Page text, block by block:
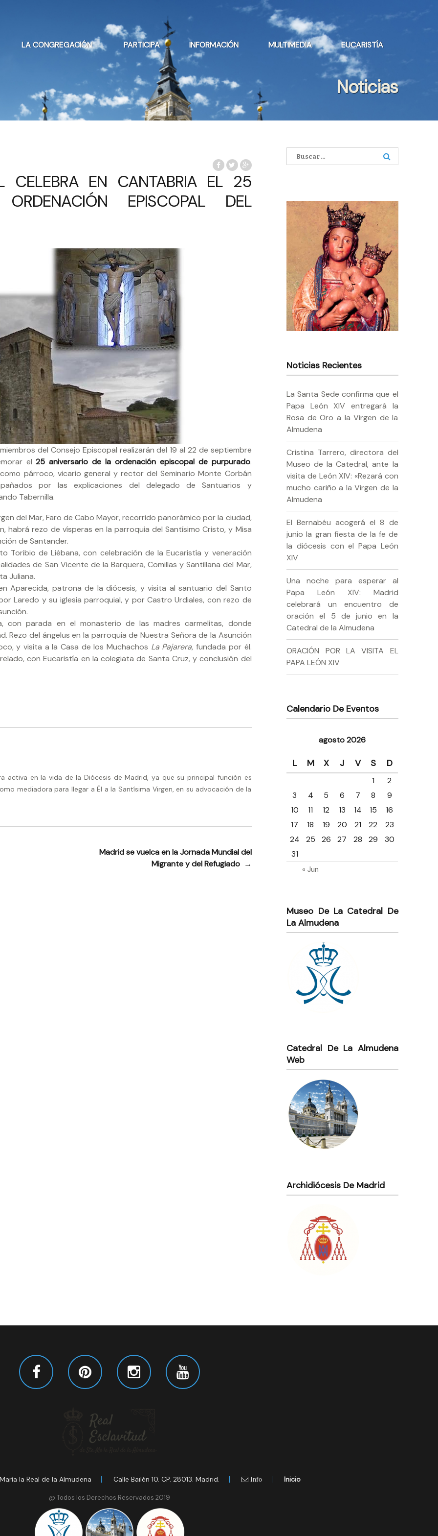
LA CONGREGACIÓN PARTICIPA INFORMACIÓN MULTIMEDIA EUCARISTÍA
Noticias
CELEBRA EN CANTABRIA EL 25
EPISCOPAL DEL
del Consejo Episcopal realizarán del 19 al 22 de septiembre
el25 aniversario de la ordenación episcopal de purpurado.
párroco, vicario general y rector del Seminario Monte Corbán
por las explicaciones del delegado de Santuarios y
Tabernilla.
del Mar, Faro de Cabo Mayor, recorrido panorámico por la ciudad,
habrá rezo de vísperas en la parroquia del Santísimo Cristo, y Misa
de Santander.
Toribio de Liébana, con celebración de la Eucaristía y veneración
de San Vicente de la Barquera, Comillas y Santillana del Mar,
Juliana.
Aparecida, patrona de la diócesis, y visita al santuario del Santo
Laredo y su iglesia parroquial, y por Castro Urdiales, con rezo de
con parada en el monasterio de las madres carmelitas, donde
Rezo del ángelus en la parroquia de Nuestra Señora de la Asunción
y visita a la Casa de los Muchachos La Pajarera, fundada por él.
con Eucaristía en la colegiata de Santa Cruz, y conclusión del
activa en la vida de la Diócesis de Madrid, ya que su principal función es
mediadora para llegar a Él a la Santísima Virgen, en su advocación de la
Madrid se vuelca en la Jornada Mundial del
Migrante y del Refugiado →
Buscar:
Noticias Recientes
La Santa Sede confirma que el
Papa León XIV entregará la
Rosa de Oro a la Virgen de la
Almudena
Cristina Tarrero, directora del
Museo de la Catedral, ante la
visita de León XIV: «Rezará con
mucho cariño a la Virgen de la
Almudena
El Bernabéu acogerá el 8 de
junio la gran fiesta de la fe de
la diócesis con el Papa León
XIV
Una noche para esperar al
Papa León XIV: Madrid
celebrará un encuentro de
oración el 5 de junio en la
Catedral de la Almudena
ORACIÓN POR LA VISITA EL
PAPA LEÓN XIV
Calendario De Eventos
agosto 2026
L M X J V S D
« Jun
1
2
3
4 5 6 7 8
9
10
11 12 13 14 15
16
17
18 19 20 21 22
23
24
25 26 27 28 29
30
31
Museo De La Catedral De
La Almudena
Catedral De La Almudena
Web
Archidiócesis De Madrid
la Real de la Almudena Calle Bailén 10. CP. 28013. Madrid. Info Inicio
@ Todos los Derechos Reservados 2019